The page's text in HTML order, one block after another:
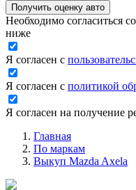
Получить оценку авто
Необходимо согласиться
ниже
Я согласен с
Я согласен с политикой
Я согласен на получение
Главная
По маркам
Выкуп Mazda Axela